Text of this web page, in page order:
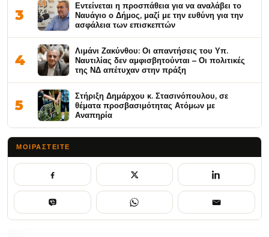
3
Εντείνεται η προσπάθεια για να αναλάβει το
Ναυάγιο ο Δήμος, μαζί με την ευθύνη για την
ασφάλεια των επισκεπτών
4
Λιμάνι Ζακύνθου: Οι απαντήσεις του Υπ.
Ναυτιλίας δεν αμφισβητούνται – Οι πολιτικές
της ΝΔ απέτυχαν στην πράξη
5
Στήριξη Δημάρχου κ. Στασινόπουλου, σε
θέματα προσβασιμότητας Ατόμων με
Αναπηρία
ΜΟΙΡΑΣΤΕΊΤΕ